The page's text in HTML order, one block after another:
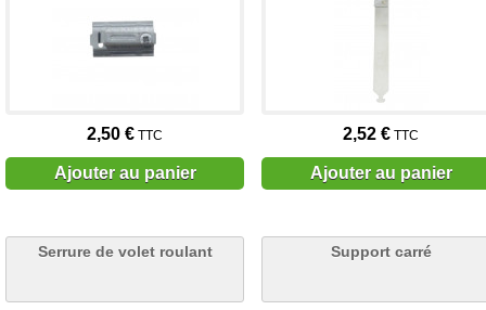
2,50 € TTC
Ajouter au panier
2,52 € TTC
Ajouter au panier
Serrure de volet roulant Support carré